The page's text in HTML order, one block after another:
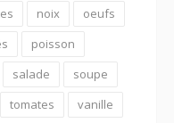
noix
oeufs
poisson
salade
soupe
tomates
vanille